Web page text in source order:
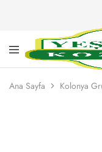
Ilgaz
Kozmetik
Asırlık
Kalite
Ana Sayfa Kolonya